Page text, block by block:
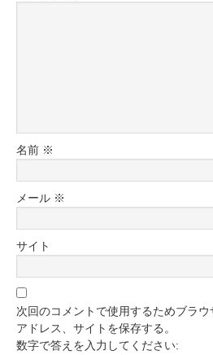
名前 ※
メール ※
サイト
次回のコメントで使用するためブラ
アドレス、サイトを保存する。
数字で答えを入力してください: